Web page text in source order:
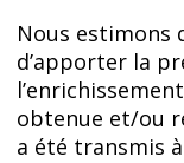
Nous estimons
d’apporter la
obtenue et/ou
a été transmis